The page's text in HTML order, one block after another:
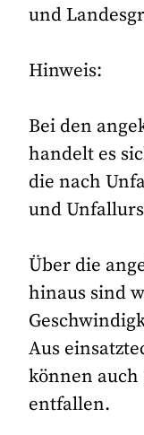
und
Hinweis:
Bei den
handelt es
die nach
und
Über die
hinaus sind
Aus
können
entfallen.